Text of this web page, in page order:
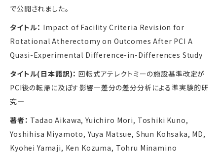
で公開されました。
タイトル： Impact of Facility Criteria Revision for
Rotational Atherectomy on Outcomes After PCI A
Quasi-Experimental Difference-in-Differences Study
タイトル(日本語訳)：回転式アテレクトミーの施設基準改定が
PCI後の転帰に及ぼす影響―差分の差分分析による準実験的研
究―
著者： Tadao Aikawa, Yuichiro Mori, Toshiki Kuno,
Yoshihisa Miyamoto, Yuya Matsue, Shun Kohsaka, MD,
Kyohei Yamaji, Ken Kozuma, Tohru Minamino